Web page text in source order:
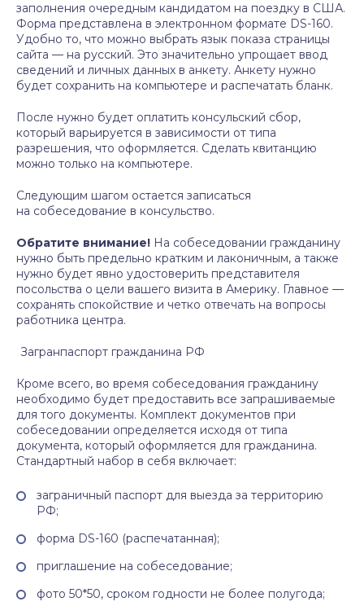
заполнения очередным кандидатом на поездку в США.
Форма представлена в электронном формате DS-160.
Удобно то, что можно выбрать язык показа страницы
сайта — на русский. Это значительно упрощает ввод
сведений и личных данных в анкету. Анкету нужно
будет сохранить на компьютере и распечатать бланк.
После нужно будет оплатить консульский сбор,
который варьируется в зависимости от типа
разрешения, что оформляется. Сделать квитанцию
можно только на компьютере.
Следующим шагом остается записаться
на собеседование в консульство.
Обратите внимание! На собеседовании гражданину
нужно быть предельно кратким и лаконичным, а также
нужно будет явно удостоверить представителя
посольства о цели вашего визита в Америку. Главное —
сохранять спокойствие и четко отвечать на вопросы
работника центра.
Загранпаспорт гражданина РФ
Кроме всего, во время собеседования гражданину
необходимо будет предоставить все запрашиваемые
для того документы. Комплект документов при
собеседовании определяется исходя от типа
документа, который оформляется для гражданина.
Стандартный набор в себя включает:
заграничный паспорт для выезда за территорию
РФ;
форма DS-160 (распечатанная);
приглашение на собеседование;
фото 50*50, сроком годности не более полугода;